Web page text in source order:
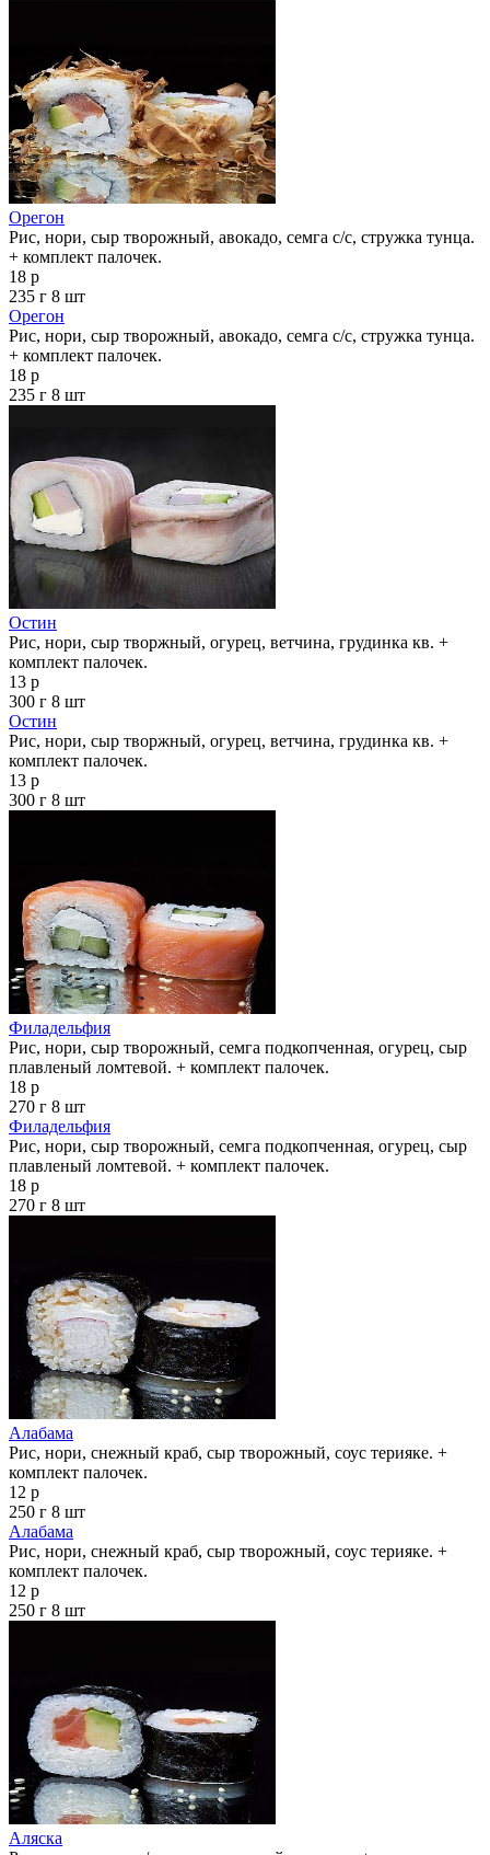
Орегон
Рис, нори, сыр творожный, авокадо, семга с/с, стружка тунца.
+ комплект палочек.
18 р
235 г 8 шт
Орегон
Рис, нори, сыр творожный, авокадо, семга с/с, стружка тунца.
+ комплект палочек.
18 р
235 г 8 шт
Остин
Рис, нори, сыр творжный, огурец, ветчина, грудинка кв. +
комплект палочек.
13 р
300 г 8 шт
Остин
Рис, нори, сыр творжный, огурец, ветчина, грудинка кв. +
комплект палочек.
13 р
300 г 8 шт
Филадельфия
Рис, нори, сыр творожный, семга подкопченная, огурец, сыр
плавленый ломтевой. + комплект палочек.
18 р
270 г 8 шт
Филадельфия
Рис, нори, сыр творожный, семга подкопченная, огурец, сыр
плавленый ломтевой. + комплект палочек.
18 р
270 г 8 шт
Алабама
Рис, нори, снежный краб, сыр творожный, соус терияке. +
комплект палочек.
12 р
250 г 8 шт
Алабама
Рис, нори, снежный краб, сыр творожный, соус терияке. +
комплект палочек.
12 р
250 г 8 шт
Аляска